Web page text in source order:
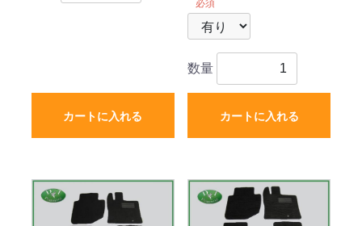
カートに入れる
必須
数量
カートに入れる